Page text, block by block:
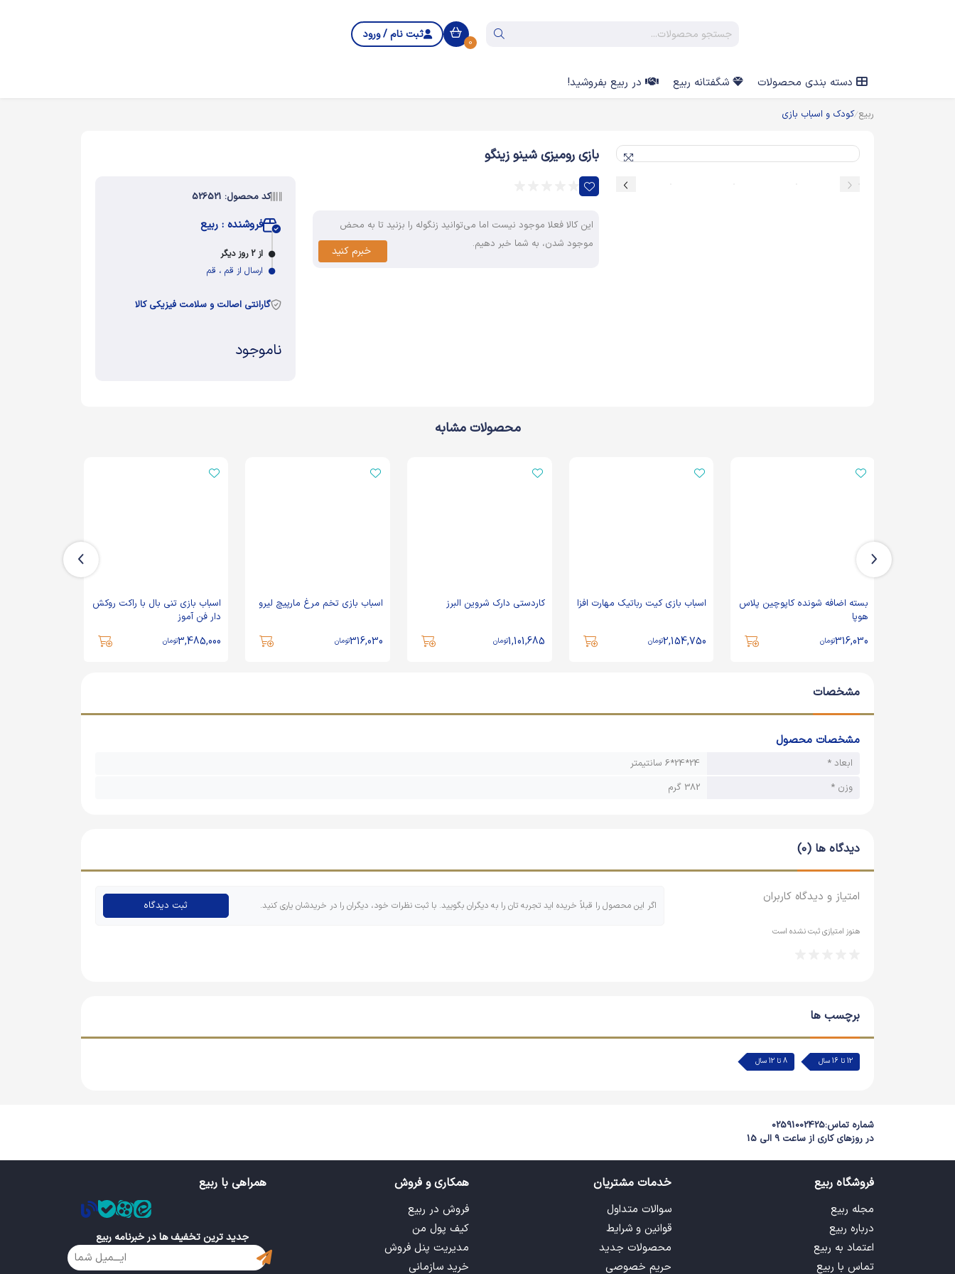
0
ثبت نام / ورود
دسته بندی محصولات شگفتانه ربیع در ربیع بفروشید!
ربیع کودک و اسباب بازی
بازی رومیزی شینو زینگو
این کالا فعلا موجود نیست اما می‌توانید زنگوله را بزنید تا به محض
موجود شدن، به شما خبر دهیم.
خبرم کنید
کد محصول: 526521
فروشنده : ربیع
از 2 روز دیگر
ارسال از قم ، قم
گارانتی اصالت و سلامت فیزیکی کالا
ناموجود
محصولات مشابه
بسته اضافه شونده کاپوچین پلاس
316,030تومان
اسباب بازی کیت رباتیک مهارت افزا
2,154,750تومان
کاردستی دارک شروین البرز
1,101,685تومان
اسباب بازی تخم مرغ مارپیچ لیرو
316,030تومان
اسباب بازی تنی بال با راکت روکش
دار فن آموز
3,485,000تومان
مشخصات
مشخصات محصول
ابعاد *
24*24*6 سانتیمتر
وزن *
382 گرم
دیدگاه ها (0)
امتیاز و دیدگاه کاربران
هنوز امتیازی ثبت نشده است
اگر این محصول را قبلاً خریده اید تجربه تان را به دیگران بگویید. با ثبت نظرات خود، دیگران را در خریدشان یاری کنید. ثبت دیدگاه
برچسب ها
12 تا 16 سال 8 تا 12 سال
شماره تماس:02591002425
در روزهای کاری از ساعت 9 الی 15
فروشگاه ربیع
مجله ربیع
درباره ربیع
اعتماد به ربیع
تماس با ربیع
خدمات مشتریان
سوالات متداول
قوانین و شرایط
محصولات جدید
حریم خصوصی
همکاری و فروش
فروش در ربیع
کیف پول من
مدیریت پنل فروش
خرید سازمانی
همراهی با ربیع
جدید ترین تخفیف ها در خبرنامه ربیع